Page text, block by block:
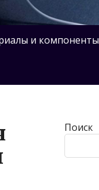
и компоненты
Поиск